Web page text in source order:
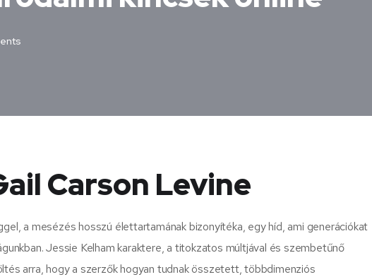
Carson Levine
a mesézés hosszú élettartamának bizonyítéka, egy híd, ami generációkat
Jessie Kelham karaktere, a titokzatos múltjával és szembetűnő
arra, hogy a szerzők hogyan tudnak összetett, többdimenziós